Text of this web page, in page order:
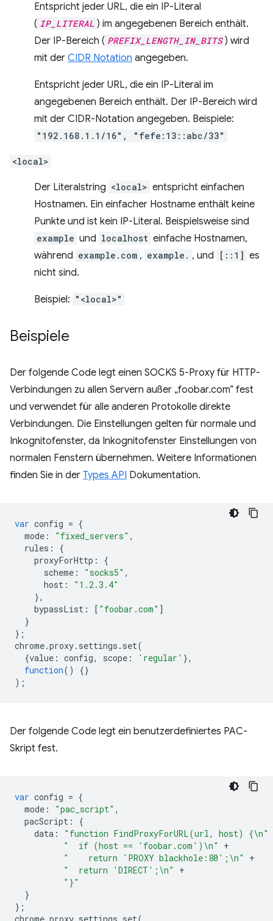
Entspricht jeder URL, die ein IP-Literal
( IP_LITERAL ) im angegebenen Bereich enthält.
Der IP-Bereich ( PREFIX_LENGTH_IN_BITS ) wird
mit der CIDR Notation angegeben.
Entspricht jeder URL, die ein IP-Literal im
angegebenen Bereich enthält. Der IP-Bereich wird
mit der CIDR-Notation angegeben. Beispiele:
"192.168.1.1/16", "fefe:13::abc/33"
<local>
Der Literalstring <local> entspricht einfachen
Hostnamen. Ein einfacher Hostname enthält keine
Punkte und ist kein IP-Literal. Beispielsweise sind
example und localhost einfache Hostnamen,
während example.com , example. , und [::1] es
nicht sind.
Beispiel: "<local>"
Beispiele
Der folgende Code legt einen SOCKS 5-Proxy für HTTP-
Verbindungen zu allen Servern außer „foobar.com“ fest
und verwendet für alle anderen Protokolle direkte
Verbindungen. Die Einstellungen gelten für normale und
Inkognitofenster, da Inkognitofenster Einstellungen von
normalen Fenstern übernehmen. Weitere Informationen
finden Sie in der Types API Dokumentation.
var config = {
mode : "fixed_servers" ,
rules :
{
proxyForHttp :
{
scheme : "socks5" ,
host :
"1.2.3.4"
},
bypassList : [ "foobar.com" ]
}
};
chrome.proxy. settings . set(
{value : config, scope : 'regular' },
function()
{}
);
Der folgende Code legt ein benutzerdefiniertes PAC-
Skript fest.
var config = {
mode : "pac_script" ,
pacScript :
{
data :
"function FindProxyForURL(url, host) {\n"
"  if (host == 'foobar.com')\n"
+
"    return 'PROXY blackhole:80';\n"
+
"  return 'DIRECT';\n"
+
"}"
}
};